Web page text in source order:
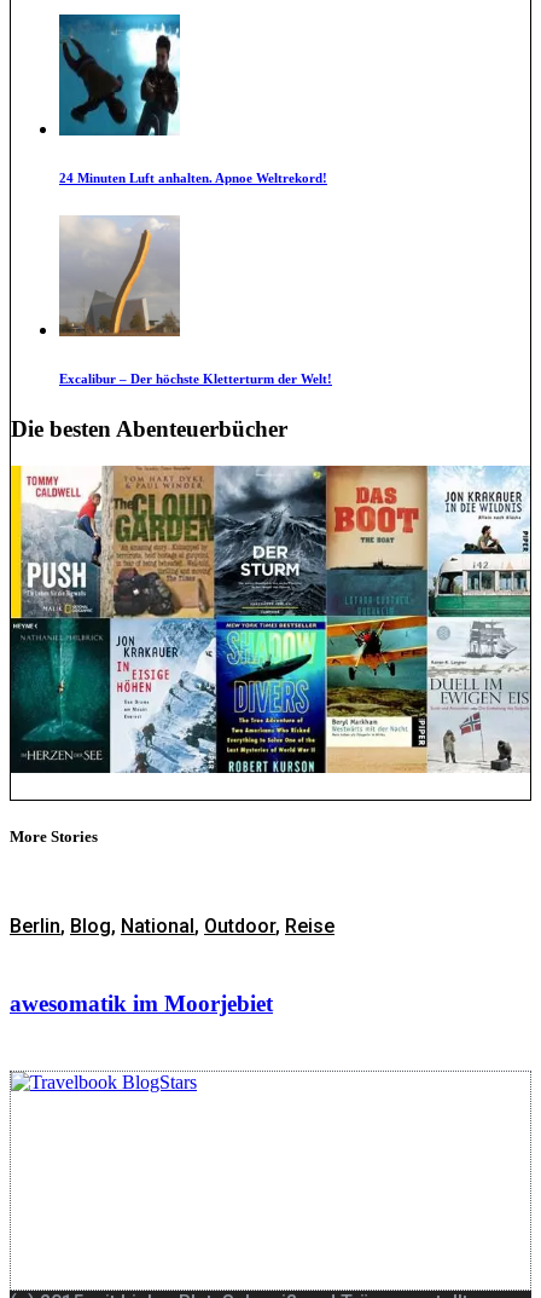
24 Minuten Luft anhalten. Apnoe Weltrekord!
Excalibur – Der höchste Kletterturm der Welt!
Die besten Abenteuerbücher
More Stories
Berlin, Blog, National , Outdoor, Reise
awesomatik im Moorjebiet